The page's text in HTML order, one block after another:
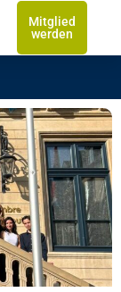
Mitglied
werden